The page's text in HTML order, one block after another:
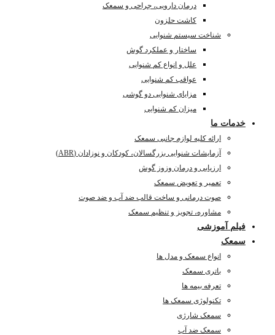
درمان دارویی، جراحی و سمعک
کاشت حلزون
شناخت سیستم شنوایی
ساختار و عملکرد گوش
علل و انواع کم شنوایی
عواقب کم شنوایی
مزایای شنوایی دو گوشی
میزان کم شنوایی
خدمات ما
ارائه کلیه لوازم جانبی سمعک
آزمایشات شنوایی بزرگسالان، کودکان و نوزادان (ABR)
ارزیابی و درمان وزوز گوش
تعمیر و تعویض سمعک
صوت درمانی و ساخت قالب ضد آب و ضد صوت
مشاوره، تجویز و تنظیم سمعک
فیلم آموزشی
سمعک
انواع سمعک و مدل ها
باتری سمعک
تعرفه بیمه ها
تکنولوژی سمعک ها
سمعک شارژی
سمعک ضد آب